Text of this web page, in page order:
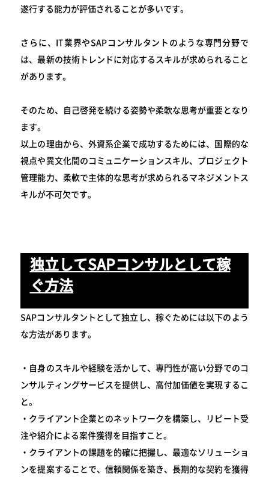
遂行する能力が評価されることが多いです。
さらに、IT業界やSAPコンサルタントのような専門分野で
は、最新の技術トレンドに対応するスキルが求められること
があります。
そのため、自己啓発を続ける姿勢や柔軟な思考が重要となり
ます。
以上の理由から、外資系企業で成功するためには、国際的な
視点や異文化間のコミュニケーションスキル、プロジェクト
管理能力、柔軟で主体的な思考が求められるマネジメントス
キルが不可欠です。
独立してSAPコンサルとして稼
ぐ方法
SAPコンサルタントとして独立し、稼ぐためには以下のよう
な方法があります。
・自身のスキルや経験を活かして、専門性が高い分野でのコ
ンサルティングサービスを提供し、高付加価値を実現するこ
と。
・クライアント企業とのネットワークを構築し、リピート受
注や紹介による案件獲得を目指すこと。
・クライアントの課題を的確に把握し、最適なソリューショ
ンを提案することで、信頼関係を築き、長期的な契約を獲得